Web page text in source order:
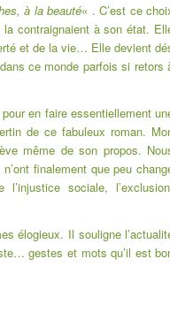
à la beauté« . C’est ce
contraignaient à son état.
et de la vie… Elle devient
ce monde parfois si retors
en faire essentiellement
de ce fabuleux roman.
même de son propos.
finalement que peu
sociale,
élogieux. Il souligne
gestes et mots qu’il est